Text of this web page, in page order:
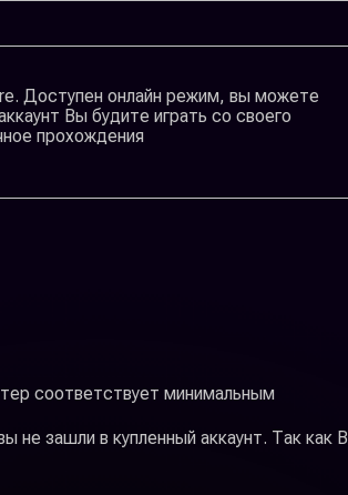
Доступен онлайн режим, вы можете
Вы будите играть со своего
прохождения
соответствует минимальным
не зашли в купленный аккаунт. Так как